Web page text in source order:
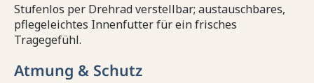
Stufenlos per Drehrad verstellbar; austauschbares,
pflegeleichtes Innenfutter für ein frisches
Tragegefühl.
Atmung & Schutz